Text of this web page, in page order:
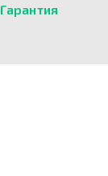
Гарантия